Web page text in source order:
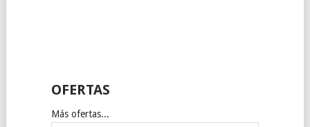
OFERTAS
Más ofertas...